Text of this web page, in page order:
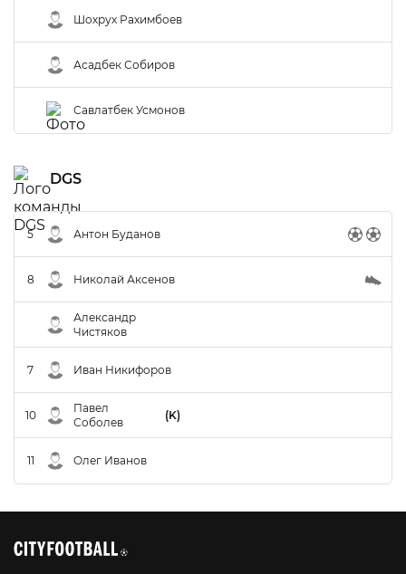
Шохрух Рахимбоев
Асадбек Собиров
Савлатбек Усмонов
DGS
5 Антон Буданов
8 Николай Аксенов
Александр
Чистяков
7 Иван Никифоров
10
Павел
Соболев
(K)
11 Олег Иванов